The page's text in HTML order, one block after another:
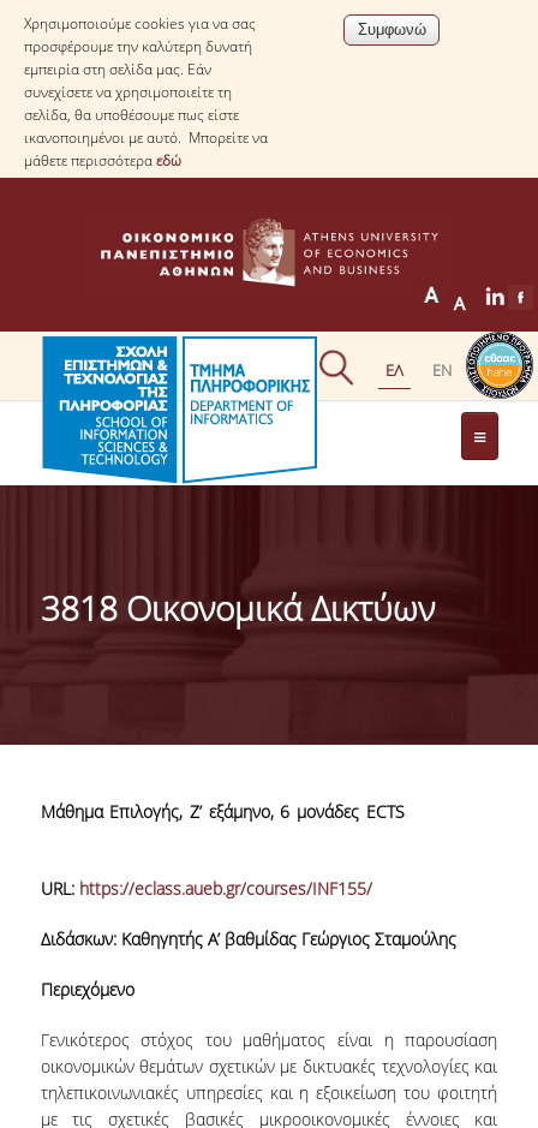
Χρησιμοποιούμε cookies για να σας
προσφέρουμε την καλύτερη δυνατή
εμπειρία στη σελίδα μας. Εάν
συνεχίσετε να χρησιμοποιείτε τη
σελίδα, θα υποθέσουμε πως είστε
ικανοποιημένοι με αυτό. Μπορείτε να
μάθετε περισσότεραεδώ
ΤΟ ΤΜΗΜΑ
ΑΠΟΣΤΟΛΗ ΤΟΥ ΤΜΗΜΑΤΟΣ
ΔΙΟΙΚΗΣΗ ΤΟΥ ΤΜΗΜΑΤΟΣ
ΑΝΘΡΩΠΙΝΟ ΔΥΝΑΜΙΚΟ
ΚΑΘΗΓΗΤΕΣ
ΕΙΔΙΚΟ ΤΕΧΝΙΚΟ ΚΑΙ ΕΡΓΑΣΤΗΡΙΑΚΟ
ΠΡΟΣΩΠΙΚΟ (Ε.Τ.Ε.Π.)
3818 Οικονομικά Δικτύων
Μάθημα Επιλογής, Ζ’ εξάμηνο, 6 μονάδες ECTS
URL: https://eclass.aueb.gr/courses/INF155/
Διδάσκων: Καθηγητής Α’ βαθμίδας Γεώργιος Σταμούλης
Περιεχόμενο
Γενικότερος στόχος του μαθήματος είναι η παρουσίαση
οικονομικών θεμάτων σχετικών με δικτυακές τεχνολογίες και
τηλεπικοινωνιακές υπηρεσίες και η εξοικείωση του φοιτητή
με τις σχετικές βασικές μικροοικονομικές έννοιες και